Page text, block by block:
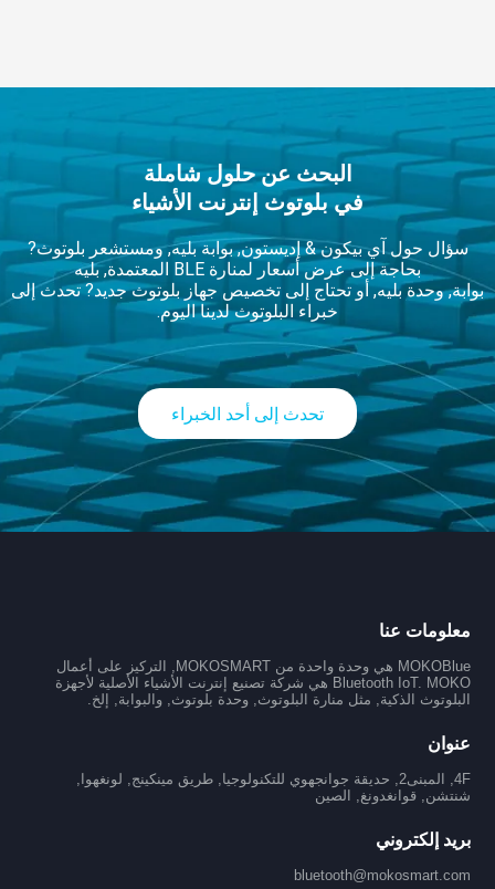
البحث عن حلول شاملة
في بلوتوث إنترنت الأشياء
سؤال حول آي بيكون & إديستون, بوابة بليه, ومستشعر بلوتوث?
بحاجة إلى عرض أسعار لمنارة BLE المعتمدة, بليه
بوابة, وحدة بليه, أو تحتاج إلى تخصيص جهاز بلوتوث جديد? تحدث إلى
خبراء البلوتوث لدينا اليوم.
تحدث إلى أحد الخبراء
معلومات عنا
MOKOBlue هي وحدة واحدة من MOKOSMART, التركيز على أعمال
Bluetooth IoT. MOKO هي شركة تصنيع إنترنت الأشياء الأصلية لأجهزة
البلوتوث الذكية, مثل منارة البلوتوث, وحدة بلوتوث, والبوابة, إلخ.
عنوان
4F, المبنى2, حديقة جوانجهوي للتكنولوجيا, طريق مينكينج, لونغهوا,
شنتشن, قوانغدونغ, الصين
بريد إلكتروني
bluetooth@mokosmart.com